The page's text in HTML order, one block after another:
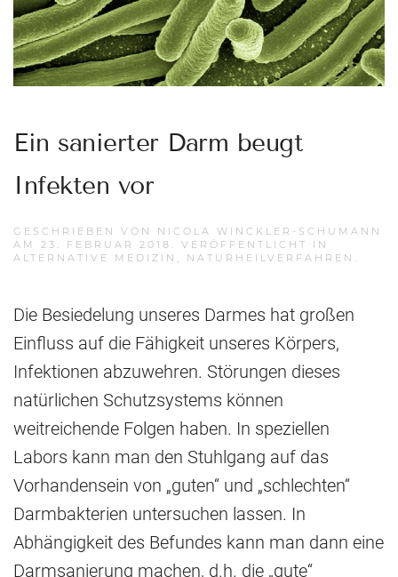
Ein sanierter Darm beugt
Infekten vor
GESCHRIEBEN VON NICOLA WINCKLER-SCHUMANN
AM 23. FEBRUAR 2018 . VERÖFFENTLICHT IN
ALTERNATIVE MEDIZIN
NATURHEILVERFAHREN .
Die Besiedelung unseres Darmes hat großen
Einfluss auf die Fähigkeit unseres Körpers,
Infektionen abzuwehren. Störungen dieses
natürlichen Schutzsystems können
weitreichende Folgen haben. In speziellen
Labors kann man den Stuhlgang auf das
Vorhandensein von „guten“ und „schlechten“
Darmbakterien untersuchen lassen. In
Abhängigkeit des Befundes kann man dann eine
Darmsanierung machen, d.h. die „gute“